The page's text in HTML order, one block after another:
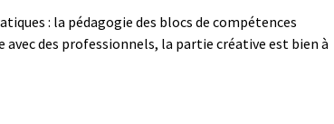
: la pédagogie des blocs de compétences
avec des professionnels, la partie créative est bien à